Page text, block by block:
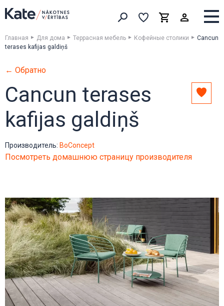
Искать товары
ВыборкаКорзинаВыборка
Главная Для дома Террасная мебель Кофейные столики
Cancun
terases kafijas galdiņš
← Обратно
Cancun terases
kafijas galdiņš
Производитель: BoConcept
Посмотреть домашнюю страницу производителя